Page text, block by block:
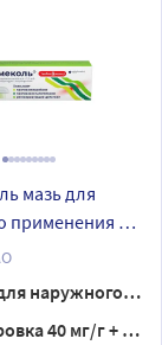
мазь для
применения 10
применения
40 мг/г + 7,5 мг/г